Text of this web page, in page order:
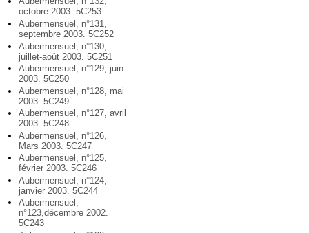
octobre 2003. 5C253
Aubermensuel, n°131,
septembre 2003. 5C252
Aubermensuel, n°130,
juillet-août 2003. 5C251
Aubermensuel, n°129, juin
2003. 5C250
Aubermensuel, n°128, mai
2003. 5C249
Aubermensuel, n°127, avril
2003. 5C248
Aubermensuel, n°126,
Mars 2003. 5C247
Aubermensuel, n°125,
février 2003. 5C246
Aubermensuel, n°124,
janvier 2003. 5C244
Aubermensuel,
n°123,décembre 2002.
5C243